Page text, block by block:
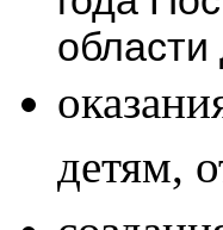
области
детям,